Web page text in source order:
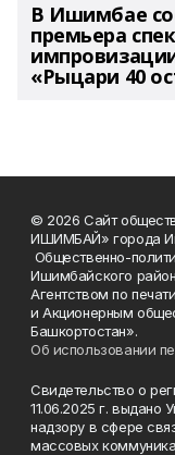
В Ишимбае
премьера
«Рыцари 40
© 2026 Сайт
ИШИМБАЙ» города
Общественно-
Ишимбайского
Агентством по
и Акционерным
Башкортостан».
Об использовании
Свидетельство о
11.06.2025 г.
надзору в сфере
массовых